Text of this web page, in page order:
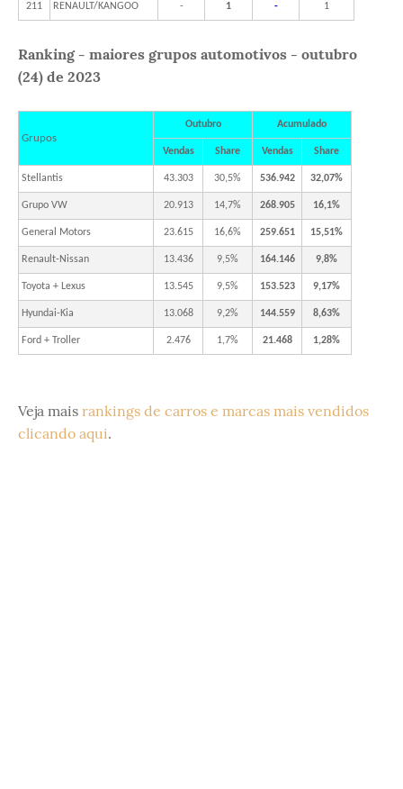
211 RENAULT/KANGOO - 1 - 1
Ranking - maiores grupos automotivos - outubro
(24) de 2023
Grupos
Outubro Acumulado
Vendas Share Vendas Share
Stellantis 43.303 30,5% 536.942 32,07%
Grupo VW 20.913 14,7% 268.905 16,1%
General Motors 23.615 16,6% 259.651 15,51%
Renault-Nissan 13.436 9,5% 164.146 9,8%
Toyota + Lexus 13.545 9,5% 153.523 9,17%
Hyundai-Kia 13.068 9,2% 144.559 8,63%
Ford + Troller 2.476 1,7% 21.468 1,28%
Veja mais rankings de carros e marcas mais vendidos
clicando aqui.